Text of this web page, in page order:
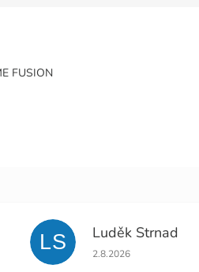
FUSION
hvězdiček.
LS Luděk Strnad
Hodnocení obchodu
2.8.2026